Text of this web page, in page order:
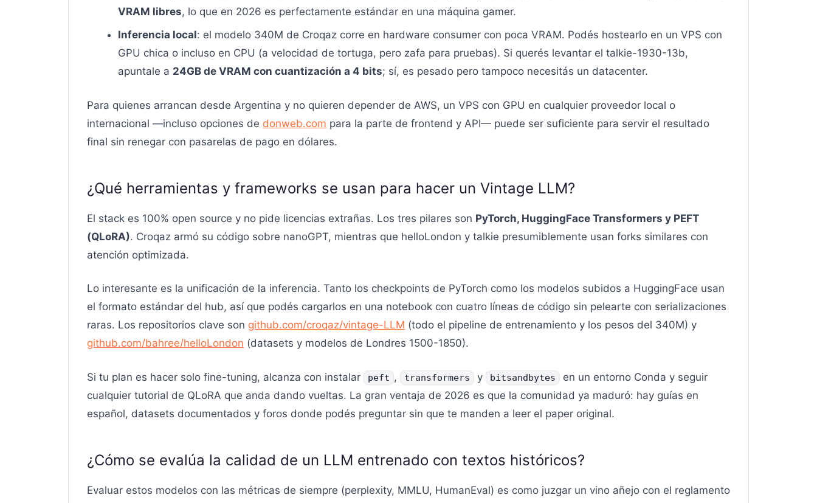
VRAM libres, lo que en 2026 es perfectamente estándar en una máquina gamer.
Inferencia local: el modelo 340M de Croqaz corre en hardware consumer con poca VRAM. Podés hostearlo en un VPS con
GPU chica o incluso en CPU (a velocidad de tortuga, pero zafa para pruebas). Si querés levantar el talkie-1930-13b,
apuntale a 24GB de VRAM con cuantización a 4 bits; sí, es pesado pero tampoco necesitás un datacenter.
Para quienes arrancan desde Argentina y no quieren depender de AWS, un VPS con GPU en cualquier proveedor local o
internacional —incluso opciones de donweb.com para la parte de frontend y API— puede ser suficiente para servir el resultado
final sin renegar con pasarelas de pago en dólares.
¿Qué herramientas y frameworks se usan para hacer un Vintage LLM?
El stack es 100% open source y no pide licencias extrañas. Los tres pilares son PyTorch, HuggingFace Transformers y PEFT
(QLoRA). Croqaz armó su código sobre nanoGPT, mientras que helloLondon y talkie presumiblemente usan forks similares con
atención optimizada.
Lo interesante es la unificación de la inferencia. Tanto los checkpoints de PyTorch como los modelos subidos a HuggingFace usan
el formato estándar del hub, así que podés cargarlos en una notebook con cuatro líneas de código sin pelearte con serializaciones
raras. Los repositorios clave son github.com/croqaz/vintage-LLM (todo el pipeline de entrenamiento y los pesos del 340M) y
github.com/bahree/helloLondon (datasets y modelos de Londres 1500-1850).
Si tu plan es hacer solo fine-tuning, alcanza con instalar peft , transformers y bitsandbytes
en un entorno Conda y seguir
cualquier tutorial de QLoRA que anda dando vueltas. La gran ventaja de 2026 es que la comunidad ya maduró: hay guías en
español, datasets documentados y foros donde podés preguntar sin que te manden a leer el paper original.
¿Cómo se evalúa la calidad de un LLM entrenado con textos históricos?
Evaluar estos modelos con las métricas de siempre (perplexity, MMLU, HumanEval) es como juzgar un vino añejo con el reglamento